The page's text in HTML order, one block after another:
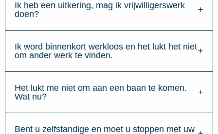
Ik heb een uitkering, mag ik vrijwilligerswerk
doen?
Ik word binnenkort werkloos en het lukt het niet
om ander werk te vinden.
Het lukt me niet om aan een baan te komen.
Wat nu?
Bent u zelfstandige en moet u stoppen met uw